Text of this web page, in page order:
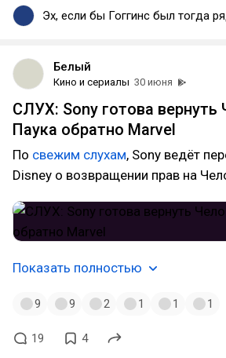
Эх, если бы Гоггинс был тогда
Белый
Кино и сериалы 30 июня
СЛУХ: Sony готова вернуть
Паука обратно Marvel
По свежим слухам, Sony ведёт
Disney о возвращении прав на
Показать полностью
9 9 2 1 1 1
19 4